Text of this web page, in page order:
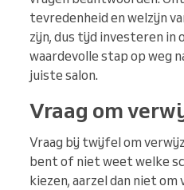
tevredenheid en welzijn
zijn, dus tijd investeren in
waardevolle stap op weg
juiste salon.
Vraag om
Vraag bij twijfel om
bent of niet weet welke
kiezen, aarzel dan niet